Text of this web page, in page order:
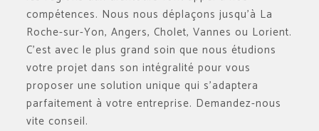
compétences. Nous nous déplaçons jusqu’à La
Roche-sur-Yon, Angers, Cholet, Vannes ou Lorient.
C’est avec le plus grand soin que nous étudions
votre projet dans son intégralité pour vous
proposer une solution unique qui s’adaptera
parfaitement à votre entreprise. Demandez-nous
vite conseil.